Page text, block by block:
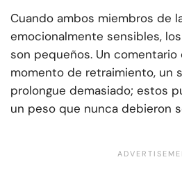
Cuando ambos miembros de
emocionalmente sensibles,
son pequeños. Un comentario
momento de retraimiento, un
prolongue demasiado; estos
un peso que nunca debieron